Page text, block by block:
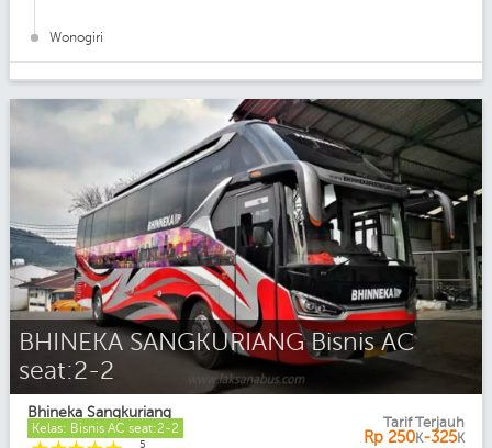
Wonogiri
BHINEKA SANGKURIANG Bisnis AC
seat:2-2
Bhineka Sangkuriang
Kelas: Bisnis AC seat:2-2
5
Tarif Terjauh
Rp 250K-325K